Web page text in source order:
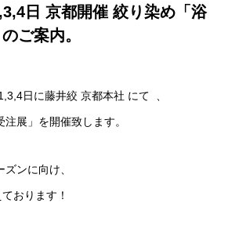
日 京都開催 絞り染め「浴
ご案内。
日に藤井絞 京都本社 にて 、
展」を開催致します。
ンに向け、
おります！